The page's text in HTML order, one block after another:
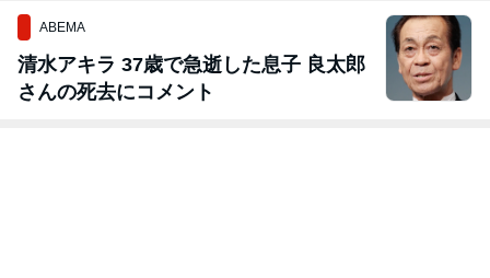
ABEMA
清水アキラ 37歳で急逝した息子 良太郎
さんの死去にコメント